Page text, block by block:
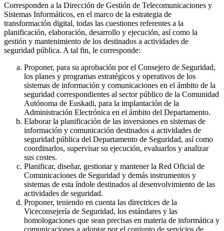
Corresponden a la Dirección de Gestión de Telecomunicaciones y
Sistemas Informáticos, en el marco de la estrategia de
transformación digital, todas las cuestiones referentes a la
planificación, elaboración, desarrollo y ejecución, así como la
gestión y mantenimiento de los destinados a actividades de
seguridad pública. A tal fin, le corresponde:
Proponer, para su aprobación por el Consejero de Seguridad,
los planes y programas estratégicos y operativos de los
sistemas de información y comunicaciones en el ámbito de la
seguridad correspondientes al sector público de la Comunidad
Autónoma de Euskadi, para la implantación de la
Administración Electrónica en el ámbito del Departamento.
Elaborar la planificación de las inversiones en sistemas de
información y comunicación destinados a actividades de
seguridad pública del Departamento de Seguridad, así como
coordinarlos, supervisar su ejecución, evaluarlos y analizar
sus costes.
Planificar, diseñar, gestionar y mantener la Red Oficial de
Comunicaciones de Seguridad y demás instrumentos y
sistemas de esta índole destinados al desenvolvimiento de las
actividades de seguridad.
Proponer, teniendo en cuenta las directrices de la
Viceconsejería de Seguridad, los estándares y las
homologaciones que sean precisas en materia de informática y
comunicaciones a adoptar por el conjunto de servicios de